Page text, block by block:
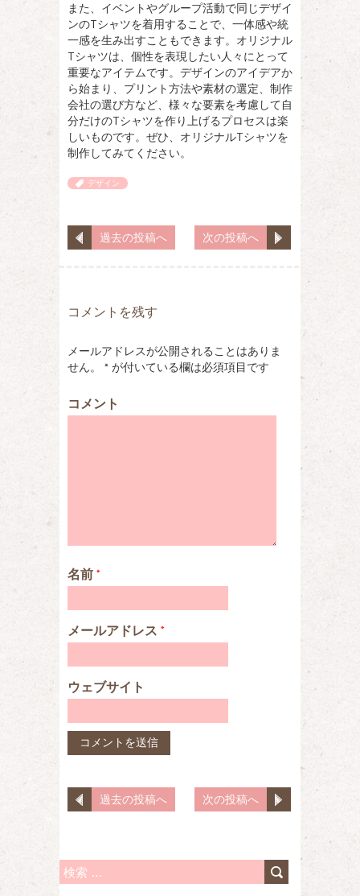
また、イベントやグループ活動で同じデザイ
ンのTシャツを着用することで、一体感や統
一感を生み出すこともできます。オリジナル
Tシャツは、個性を表現したい人々にとって
重要なアイテムです。デザインのアイデアか
ら始まり、プリント方法や素材の選定、制作
会社の選び方など、様々な要素を考慮して自
分だけのTシャツを作り上げるプロセスは楽
しいものです。ぜひ、オリジナルTシャツを
制作してみてください。
デザイン
過去の投稿へ 次の投稿へ
コメントを残す
メールアドレスが公開されることはありま
せん。
* が付いている欄は必須項目です
コメント
名前 *
メールアドレス *
ウェブサイト
過去の投稿へ 次の投稿へ
検